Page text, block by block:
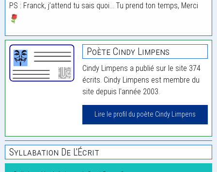
PS : Franck, j’attend tu sais quoi… Tu prend ton temps, Merci
Poète Cindy Limpens
Cindy Limpens a publié sur le site 374
écrits. Cindy Limpens est membre du
site depuis l'année 2003.
Lire le profil du poète Cindy Limpens
Syllabation De L'Écrit